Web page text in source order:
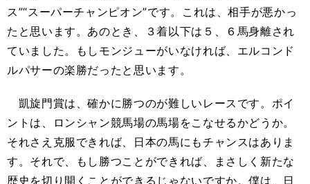
ス”“スーパーチャンピオン”です。これは、相手が悪かっ
たと思います。あのとき、３着以下は５、６馬身離され
ていました。もしモンジューがいなければ、エルコンド
ルパサーの楽勝だったと思います。
凱旋門賞は、確かに勝つのが難しいレースです。ポイ
ントは、ロンシャン競馬場の馬場をこなせるかどうか。
それさえ克服できれば、日本の馬にもチャンスはありま
す。それで、もし勝つことができれば、まさしく新たな
歴史を切り開くことができるじゃないですか。僕は、日